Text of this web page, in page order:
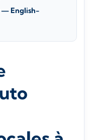
— English-